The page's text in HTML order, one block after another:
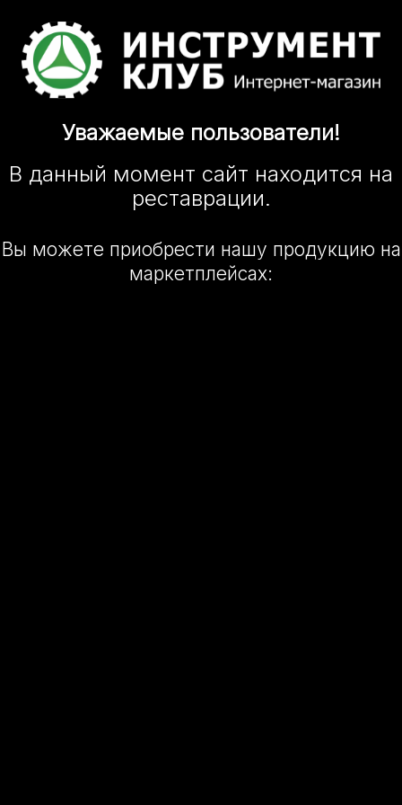
Уважаемые пользователи!
В данный момент сайт находится на
реставрации.
Вы можете приобрести нашу продукцию на
маркетплейсах: